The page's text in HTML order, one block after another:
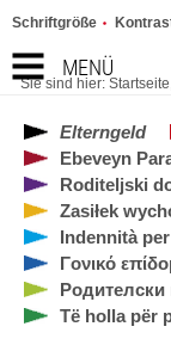
MENÜ
Schriftgröße
Sie sind hier: Startseite
Elterngeld
Ebeveyn
Roditeljski
Zasiłek
Indennità
Γονικό
Родителски
Të holla për